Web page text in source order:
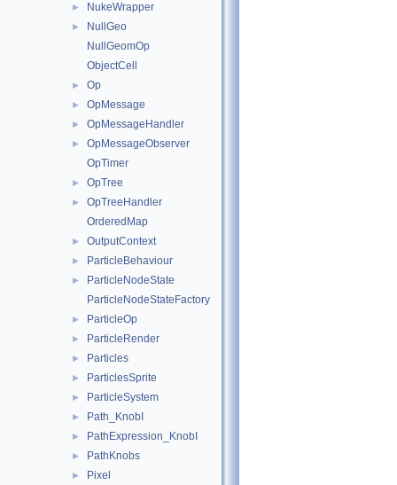
► NukeWrapper
►
NullGeo
NullGeomOp
ObjectCell
► Op
► OpMessage
► OpMessageHandler
►
OpMessageObserver
OpTimer
► OpTree
►
OpTreeHandler
OrderedMap
► OutputContext
► ParticleBehaviour
►
ParticleNodeState
ParticleNodeStateFactory
► ParticleOp
► ParticleRender
► Particles
► ParticlesSprite
► ParticleSystem
► Path_KnobI
► PathExpression_KnobI
► PathKnobs
► Pixel